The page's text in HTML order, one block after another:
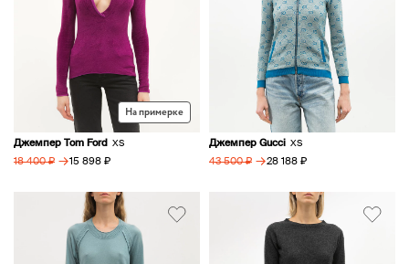
На примерке
Джемпер Tom Ford XS
18 400 ₽ → 15 898 ₽
Джемпер Gucci XS
43 500 ₽ → 28 188 ₽